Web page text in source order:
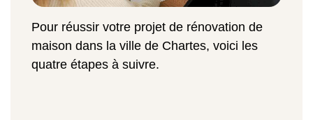
Pour réussir votre projet de rénovation de
maison dans la ville de Chartes, voici les
quatre étapes à suivre.